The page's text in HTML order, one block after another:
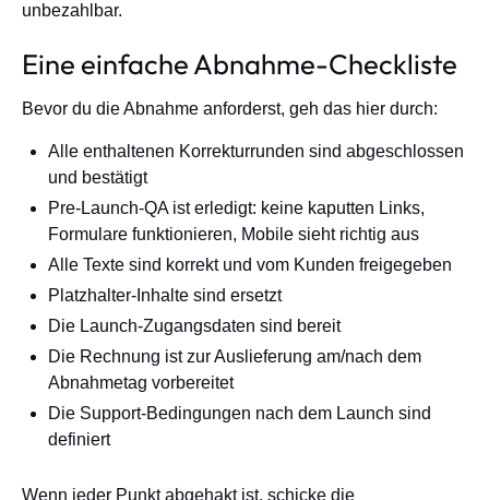
unbezahlbar.
Eine einfache Abnahme-Checkliste
Bevor du die Abnahme anforderst, geh das hier durch:
Alle enthaltenen Korrekturrunden sind abgeschlossen
und bestätigt
Pre-Launch-QA ist erledigt: keine kaputten Links,
Formulare funktionieren, Mobile sieht richtig aus
Alle Texte sind korrekt und vom Kunden freigegeben
Platzhalter-Inhalte sind ersetzt
Die Launch-Zugangsdaten sind bereit
Die Rechnung ist zur Auslieferung am/nach dem
Abnahmetag vorbereitet
Die Support-Bedingungen nach dem Launch sind
definiert
Wenn jeder Punkt abgehakt ist, schicke die